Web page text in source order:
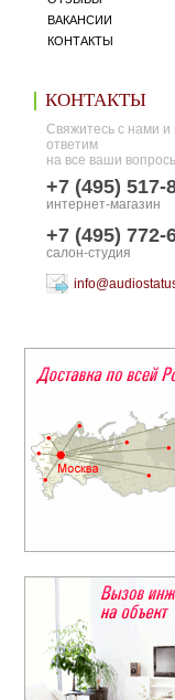
ВАКАНСИИ
КОНТАКТЫ
КОНТАКТЫ
Свяжитесь с нами и
ответим
на все ваши
+7 (495) 517-
интернет-магазин
+7 (495) 772-
салон-студия